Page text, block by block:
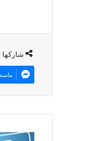
شاركها